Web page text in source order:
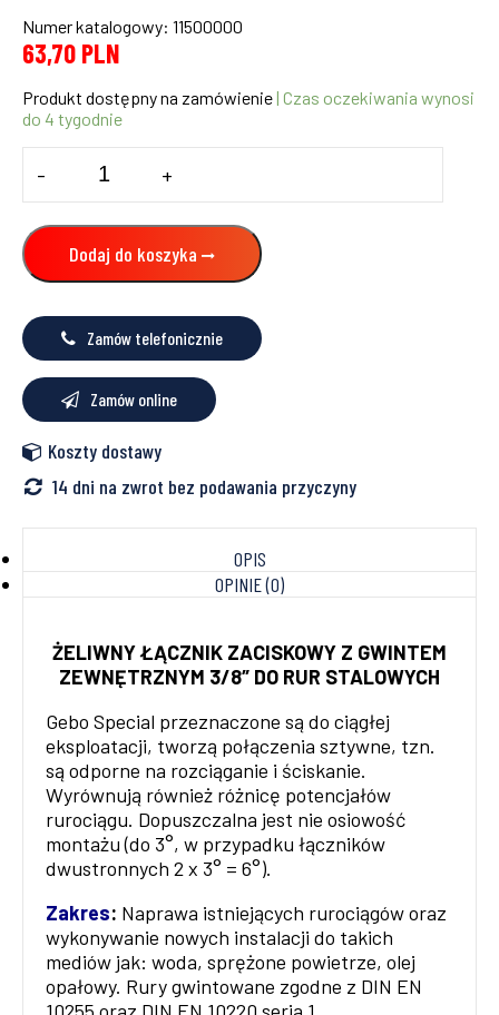
Numer katalogowy: 11500000
63,70 PLN
Produkt dostępny na zamówienie| Czas oczekiwania wynosi
do 4 tygodnie
Złączka
zaciskowa
3/8"
Gebo
Special
- +
Dodaj do koszyka
Zamów telefonicznie
Zamów online
Koszty dostawy
14 dni na zwrot bez podawania przyczyny
OPIS
OPINIE (0)
ŻELIWNY ŁĄCZNIK ZACISKOWY Z GWINTEM
ZEWNĘTRZNYM 3/8″ DO RUR STALOWYCH
Gebo Special przeznaczone są do ciągłej
eksploatacji, tworzą połączenia sztywne, tzn.
są odporne na rozciąganie i ściskanie.
Wyrównują również różnicę potencjałów
rurociągu. Dopuszczalna jest nie osiowość
montażu (do 3°, w przypadku łączników
dwustronnych 2 x 3° = 6°).
Zakres: Naprawa istniejących rurociągów oraz
wykonywanie nowych instalacji do takich
mediów jak: woda, sprężone powietrze, olej
opałowy. Rury gwintowane zgodne z DIN EN